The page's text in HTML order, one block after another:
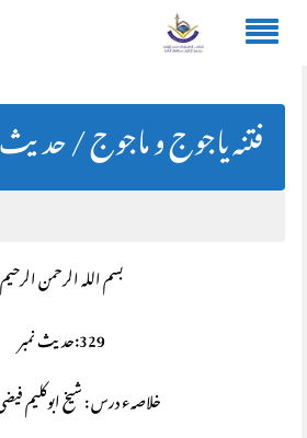
contentفتنہ یاجوج و ماجوج / حديث
بسم اللہ الرحمن الرحیم
329:حديث نمبر
خلاصہء درس : شیخ ابوکلیم